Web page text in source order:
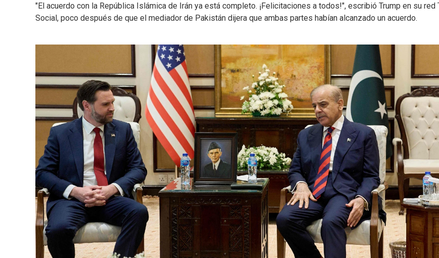
"El acuerdo con la República Islámica de Irán ya está completo. ¡Felicitaciones a todos!", escribió Trump en su red
Social, poco después de que el mediador de Pakistán dijera que ambas partes habían alcanzado un acuerdo.